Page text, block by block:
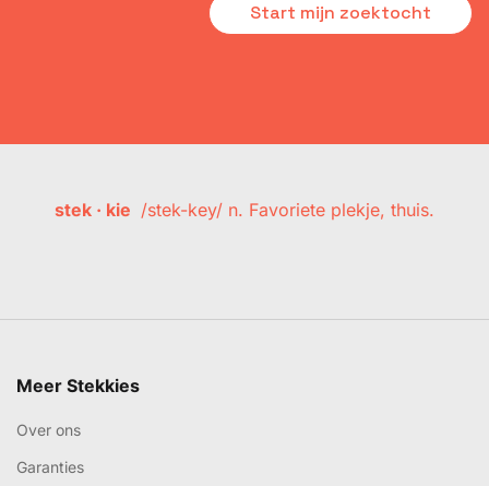
Start mijn zoektocht
stek · kie /stek-key/ n. Favoriete plekje, thuis.
Meer Stekkies
Over ons
Garanties